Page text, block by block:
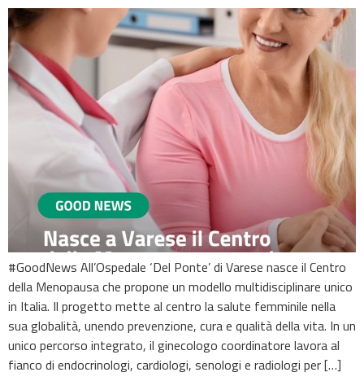
#GoodNews All’Ospedale ‘Del Ponte’ di Varese nasce il Centro
della Menopausa che propone un modello multidisciplinare unico
in Italia. Il progetto mette al centro la salute femminile nella
sua globalità, unendo prevenzione, cura e qualità della vita. In un
unico percorso integrato, il ginecologo coordinatore lavora al
fianco di endocrinologi, cardiologi, senologi e radiologi per […]